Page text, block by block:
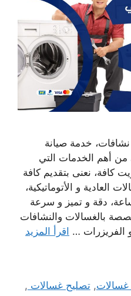
خدمة صيانة
أهم الخدمات التي
كافة، نعنى بتقديم كافة
العادية و الأتوماتيكية،
خدماتنا على مدار 24 ساعة، دقة و تميز و سرعة
بالغسالات والنشافات
الفريزرات … اقرأ المزيد
غسالات,تصليح غسالات ,